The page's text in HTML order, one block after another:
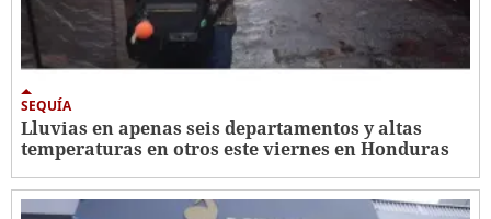
SEQUÍA
Lluvias en apenas seis departamentos y altas
temperaturas en otros este viernes en Honduras